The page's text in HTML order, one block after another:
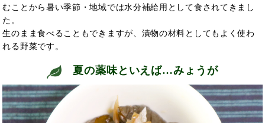
むことから暑い季節・地域では水分補給用として食されてきまし
た。
生のまま食べることもできますが、漬物の材料としてもよく使わ
れる野菜です。
夏の薬味といえば…みょうが